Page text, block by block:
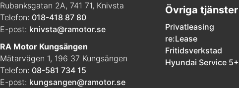
Rubanksgatan 2A, 741 71, Knivsta
Telefon: 018-418 87 80
E-post: knivsta@ramotor.se
RA Motor Kungsängen
Mätarvägen 1, 196 37 Kungsängen
Telefon: 08-581 734 15
E-post: kungsangen@ramotor.se
Övriga tjänster
Privatleasing
re:Lease
Fritidsverkstad
Hyundai Service 5+